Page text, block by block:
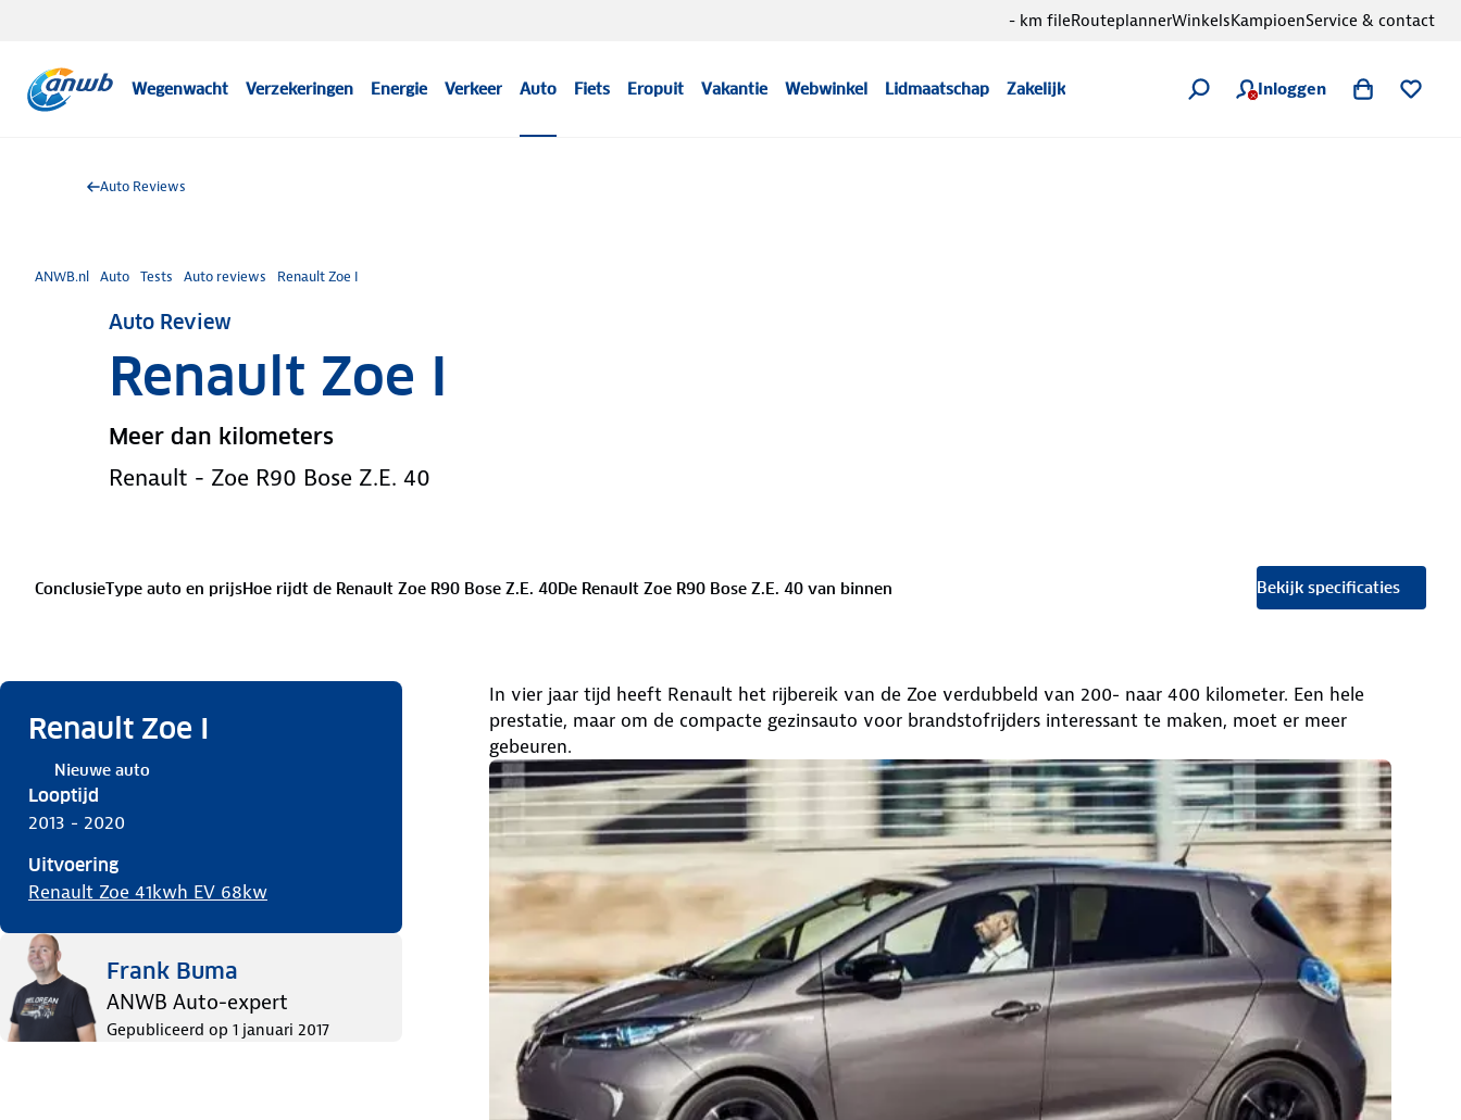
Wegenwacht Verzekeringen Energie Verkeer Auto Fiets Eropuit Vakantie Webwinkel Lidmaatschap Zakelijk Inloggen
- km fileRouteplannerWinkelsKampioenService & contact
Auto Reviews
ANWB.nl Auto Tests Auto reviews Renault Zoe I
Auto Review
Renault Zoe I
Meer dan kilometers
Renault - Zoe R90 Bose Z.E. 40
ConclusieType auto en prijsHoe rijdt de Renault Zoe R90 Bose Z.E. 40De Renault Zoe R90 Bose Z.E. 40 van binnen
Bekijk specificaties
Renault Zoe I
Nieuwe auto
Looptijd
2013 - 2020
Uitvoering
Renault Zoe 41kwh EV 68kw
Frank Buma
ANWB Auto-expert
Gepubliceerd op 1 januari 2017
In vier jaar tijd heeft Renault het rijbereik van de Zoe verdubbeld van 200- naar 400 kilometer. Een hele
prestatie, maar om de compacte gezinsauto voor brandstofrijders interessant te maken, moet er meer
gebeuren.